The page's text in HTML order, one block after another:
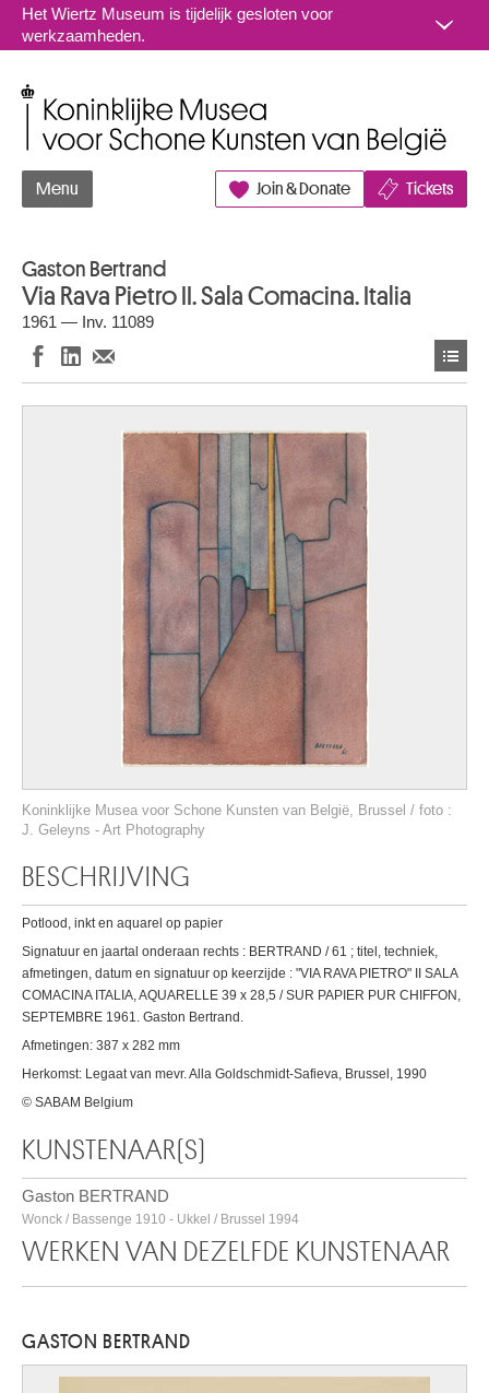
Naar inhoud
Het Wiertz Museum is tijdelijk gesloten voor
werkzaamheden.
Menu Join & Donate Tickets
Gaston Bertrand
Via Rava Pietro II. Sala Comacina. Italia
1961 — Inv. 11089
Koninklijke Musea voor Schone Kunsten van België, Brussel / foto :
J. Geleyns - Art Photography
BESCHRIJVING
Potlood, inkt en aquarel op papier
Signatuur en jaartal onderaan rechts : BERTRAND / 61 ; titel, techniek,
afmetingen, datum en signatuur op keerzijde : "VIA RAVA PIETRO" II SALA
COMACINA ITALIA, AQUARELLE 39 x 28,5 / SUR PAPIER PUR CHIFFON,
SEPTEMBRE 1961. Gaston Bertrand.
Afmetingen: 387 x 282 mm
Herkomst: Legaat van mevr. Alla Goldschmidt-Safieva, Brussel, 1990
© SABAM Belgium
KUNSTENAAR(S)
Gaston BERTRAND
Wonck / Bassenge 1910 - Ukkel / Brussel 1994
WERKEN VAN DEZELFDE KUNSTENAAR
GASTON BERTRAND